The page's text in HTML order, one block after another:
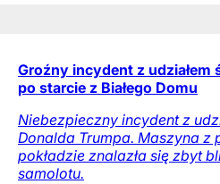
Groźny incydent z udziałem
po starcie z Białego Domu
Niebezpieczny incydent z
Donalda Trumpa. Maszyna z
pokładzie znalazła się zbyt
samolotu.